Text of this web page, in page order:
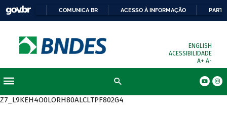
COMUNICA BR ACESSO À INFORMAÇÃO
ENGLISH
ACESSIBILIDADE
A+ A-
Z7_L9KEH4O0LORH80ALCLTPF802G4